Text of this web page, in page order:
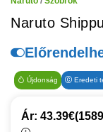
Naruto
Újdonság Eredeti
Ár: 43.39€